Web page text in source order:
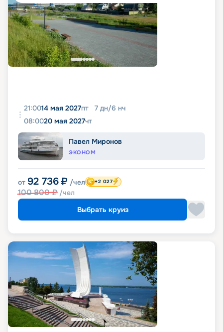
21:0014 мая 2027пт 7 дн/6 нч
08:0020 мая 2027чт
Павел Миронов
ЭКОНОМ
от 92 736 ₽ /чел
100 800₽ /чел
+2 027
Выбрать круиз